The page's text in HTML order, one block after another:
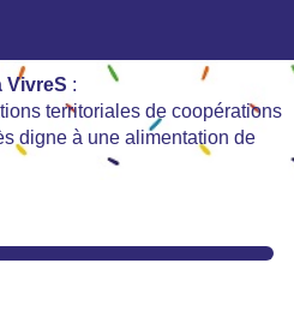
VivreS :
territoriales de coopérations
digne à une alimentation de